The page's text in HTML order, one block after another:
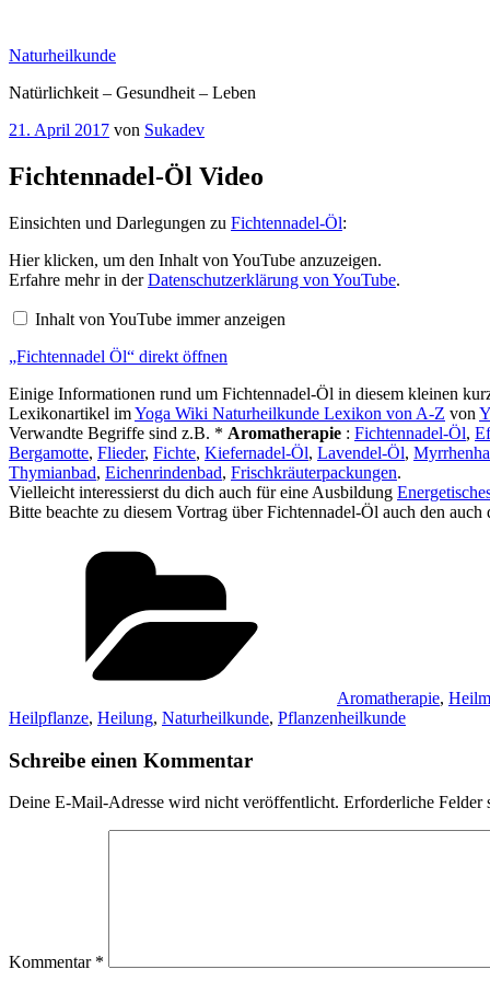
springen
Naturheilkunde
Natürlichkeit – Gesundheit – Leben
Veröffentlicht
21. April 2017 von Sukadev
Fichtennadel-Öl Video
Einsichten und Darlegungen zu Fichtennadel-Öl:
„Fichtennadel
Öl“
von
anzeigen
Hier klicken, um den Inhalt von YouTube anzuzeigen.
Erfahre mehr in derDatenschutzerklärung von YouTube.
Inhalt von YouTube immer anzeigen
„Fichtennadel Öl“ direkt öffnen
Einige Informationen rund um Fichtennadel-Öl in diesem kleinen
Lexikonartikel imYoga Wiki Naturheilkunde Lexikon von A-Z von
Verwandte Begriffe sind z.B. * Aromatherapie : Fichtennadel-Öl,
Bergamotte, Flieder, Fichte, Kiefernadel-Öl, Lavendel-Öl,
Thymianbad, Eichenrindenbad, Frischkräuterpackungen.
Vielleicht interessierst du dich auch für eine Ausbildung
Bitte beachte zu diesem Vortrag über Fichtennadel-Öl auch den auch
Aromatherapie,
Heilpflanze, Heilung, Naturheilkunde, Pflanzenheilkunde
Schreibe einen Kommentar
Deine E-Mail-Adresse wird nicht veröffentlicht. Erforderliche Felder
Kommentar *